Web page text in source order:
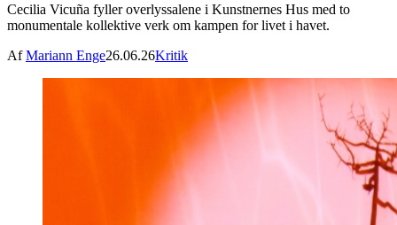
Cecilia Vicuña fyller overlyssalene i Kunstnernes Hus med to
monumentale kollektive verk om kampen for livet i havet.
AfMariann Enge26.06.26Kritik